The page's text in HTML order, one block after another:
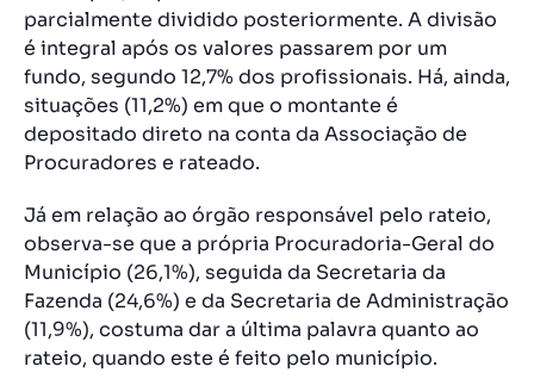
parcialmente dividido posteriormente. A divisão
é integral após os valores passarem por um
fundo, segundo 12,7% dos profissionais. Há, ainda,
situações (11,2%) em que o montante é
depositado direto na conta da Associação de
Procuradores e rateado.
Já em relação ao órgão responsável pelo rateio,
observa-se que a própria Procuradoria-Geral do
Município (26,1%), seguida da Secretaria da
Fazenda (24,6%) e da Secretaria de Administração
(11,9%), costuma dar a última palavra quanto ao
rateio, quando este é feito pelo município.